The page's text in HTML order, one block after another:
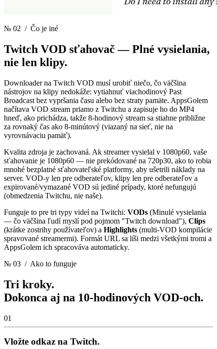
№ 02 / Čo je iné
Twitch VOD sťahovač —Plné vysielania,
nie len klipy.
Downloader na Twitch VOD musí urobiť niečo, čo väčšina
nástrojov na klipy nedokáže: vytiahnuť viachodinový Past
Broadcast bez vypršania času alebo bez straty pamäte. AppsGolem
načítava VOD stream priamo z Twitchu a zapisuje ho do MP4
hneď, ako prichádza, takže 8-hodinový stream sa stiahne približne
za rovnaký čas ako 8-minútový (viazaný na sieť, nie na
vyrovnávaciu pamäť).
Kvalita zdroja je zachovaná. Ak streamer vysielal v 1080p60, vaše
sťahovanie je 1080p60 — nie prekódované na 720p30, ako to robia
mnohé bezplatné sťahovateľské platformy, aby ušetrili náklady na
server. VOD-y len pre odberateľov, klipy len pre odberateľov a
expirované/vymazané VOD sú jediné prípady, ktoré nefungujú
(obmedzenia Twitchu, nie naše).
Funguje to pre tri typy videí na Twitchi: VODs (Minulé vysielania
— čo väčšina ľudí myslí pod pojmom "Twitch download"), Clips
(krátke zostrihy používateľov) a Highlights (multi-VOD kompilácie
spravované streamermi). Formát URL sa líši medzi všetkými tromi a
AppsGolem ich spracováva automaticky.
№ 03 / Ako to funguje
Tri kroky.
Dokonca aj na 10-hodinových VOD-och.
01
Vložte odkaz na Twitch.